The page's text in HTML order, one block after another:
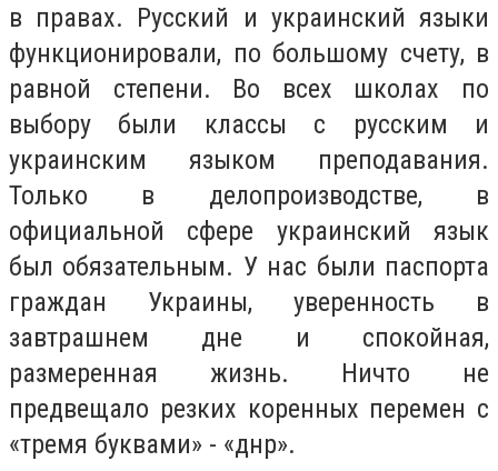
в правах. Русский и украинский языки
функционировали, по большому счету, в
равной степени. Во всех школах по
выбору были классы с русским и
украинским языком преподавания.
Только в делопроизводстве, в
официальной сфере украинский язык
был обязательным. У нас были паспорта
граждан Украины, уверенность в
завтрашнем дне и спокойная,
размеренная жизнь. Ничто не
предвещало резких коренных перемен с
«тремя буквами» - «днр».